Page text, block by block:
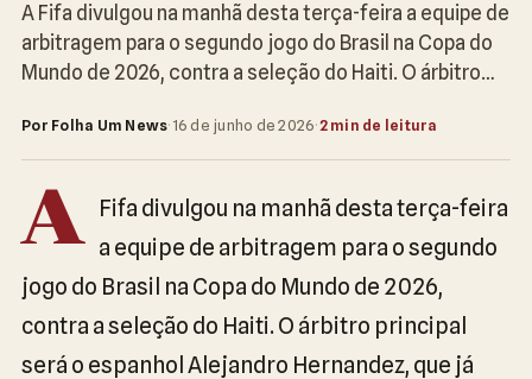
A Fifa divulgou na manhã desta terça-feira a equipe de
arbitragem para o segundo jogo do Brasil na Copa do
Mundo de 2026, contra a seleção do Haiti. O árbitro…
Por Folha Um News· 16 de junho de 2026·2 min de leitura
A
Fifa divulgou na manhã desta terça-feira
a equipe de arbitragem para o segundo
jogo do Brasil na Copa do Mundo de 2026,
contra a seleção do Haiti. O árbitro principal
será o espanhol Alejandro Hernandez, que já